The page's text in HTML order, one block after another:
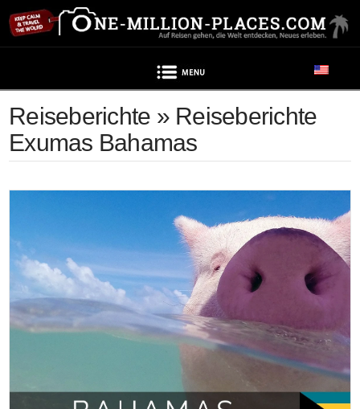
Reiseberichte » Reiseberichte
Exumas Bahamas